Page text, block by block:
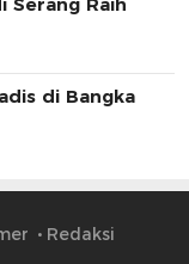
di Bangka
Redaksi